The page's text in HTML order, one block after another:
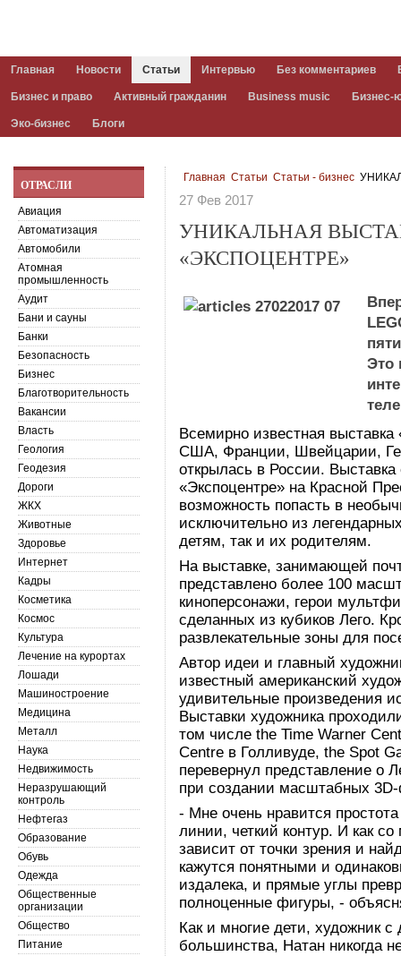
Главная Новости Статьи Интервью Без комментариев
Бизнес и право Активный гражданин Business music Бизнес-
Эко-бизнес Блоги
Главная Статьи Статьи - бизнес
27 Фев 2017
УНИКАЛЬНАЯ
«ЭКСПОЦЕНТРЕ»
Это
Всемирно известная
США, Франции, Швейцарии,
открылась в России.
«Экспоцентре» на Красной
возможность попасть в
исключительно из
детям, так и их родителям.
На выставке, занимающей
представлено более 100
киноперсонажи, герои
сделанных из кубиков Лего.
развлекательные зоны для
Автор идеи и главный
известный американский
удивительные произведения
Выставки художника
том числе the Time Warner
Centre в Голливуде, the Spot
перевернул представление о
при создании масштабных
- Мне очень нравится
линии, четкий контур. И как
зависит от точки зрения и
кажутся понятными и
издалека, и прямые углы
полноценные фигуры, -
Как и многие дети, художник с
большинства, Натан никогда
ОТРАСЛИ
Авиация
Автоматизация
Автомобили
Атомная
промышленность
Аудит
Бани и сауны
Банки
Безопасность
Бизнес
Благотворительность
Вакансии
Власть
Геология
Геодезия
Дороги
ЖКХ
Животные
Здоровье
Интернет
Кадры
Косметика
Космос
Культура
Лечение на курортах
Лошади
Машиностроение
Медицина
Металл
Наука
Недвижимость
Неразрушающий
контроль
Нефтегаз
Образование
Обувь
Одежда
Общественные
организации
Общество
Питание